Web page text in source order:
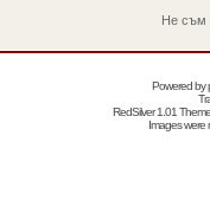
Не съм
Powered by
RedSilver 1.01
Images were